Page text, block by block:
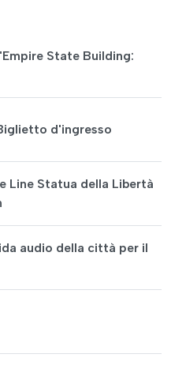
State Building:
d'ingresso
Line Statua della Libertà
audio della città per il